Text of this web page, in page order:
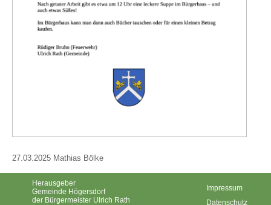
27.03.2025 Mathias Bölke
Herausgeber
Gemeinde Högersdorf
der Bürgermeister Ulrich Rath
Impressum
Datenschutz